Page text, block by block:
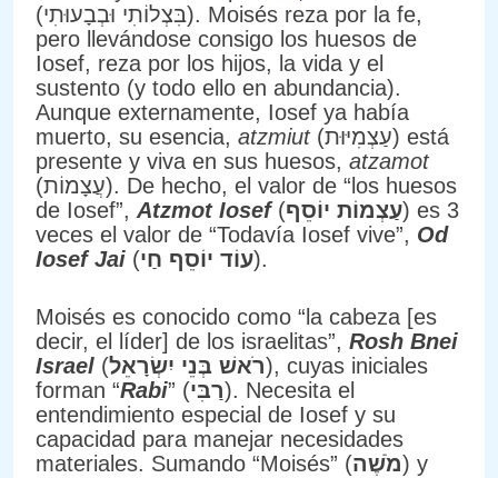
(בִּצְלוֹתִי וּבְבָעוּתִי). Moisés reza por la fe,
pero llevándose consigo los huesos de
Iosef, reza por los hijos, la vida y el
sustento (y todo ello en abundancia).
Aunque externamente, Iosef ya había
muerto, su esencia, atzmiut(עַצְמִיּוּת) está
presente y viva en sus huesos, atzamot
(עֲצָמוֹת). De hecho, el valor de “los huesos
de Iosef”, Atzmot Iosef(עַצְמוֹת יוֹסֵף) es 3
veces el valor de “Todavía Iosef vive”, Od
Iosef Jai (עוֹד יוֹסֵף חַי).
Moisés es conocido como “la cabeza [es
decir, el líder] de los israelitas”, Rosh Bnei
Israel (רֹאשׁ בְּנֵי יִשְׂרָאֵל), cuyas iniciales
forman “Rabi” (רַבִּי). Necesita el
entendimiento especial de Iosef y su
capacidad para manejar necesidades
materiales. Sumando “Moisés” (מֹשֶׁה) y